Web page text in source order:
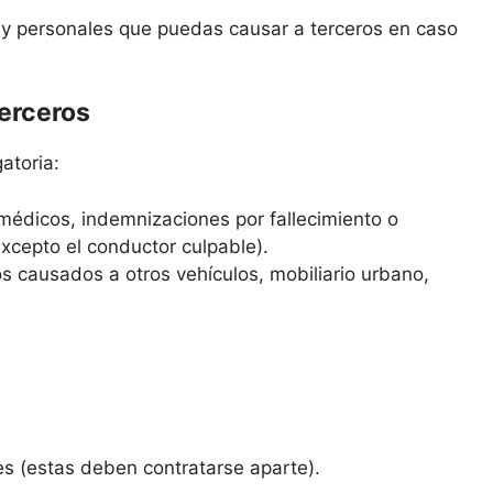
personales que puedas causar a terceros en caso
indemnizaciones por fallecimiento o
el conductor culpable).
causados a otros vehículos, mobiliario urbano,
(estas deben contratarse aparte).